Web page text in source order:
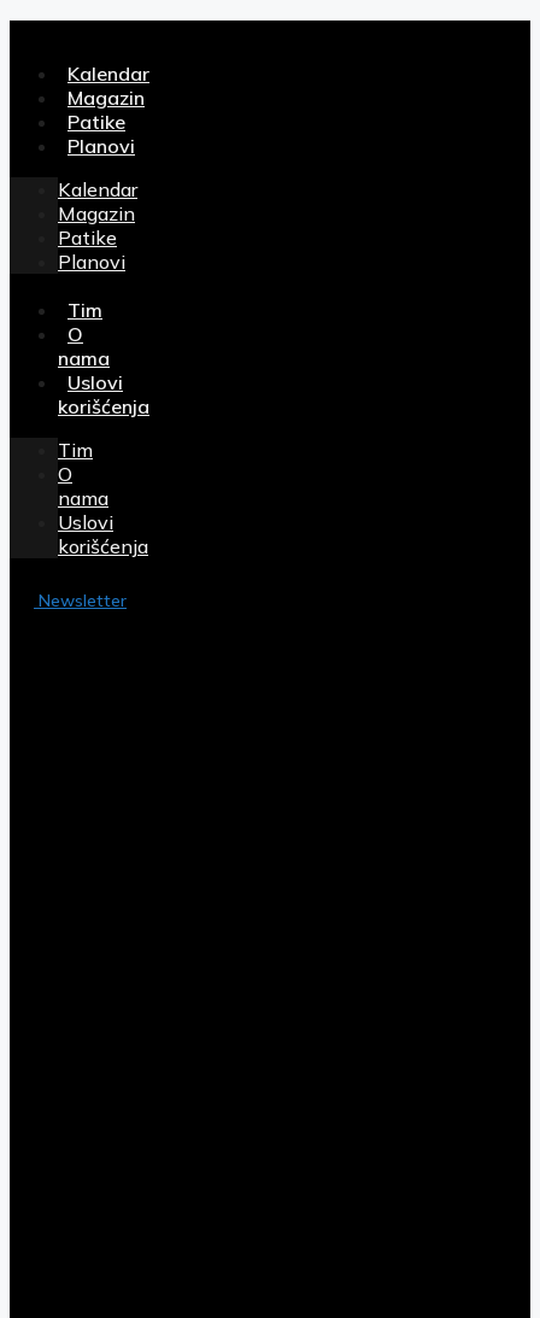
Kalendar
Magazin
Patike
Planovi
Kalendar
Magazin
Patike
Planovi
Tim
O
nama
Uslovi
korišćenja
Tim
O
nama
Uslovi
korišćenja
Newsletter